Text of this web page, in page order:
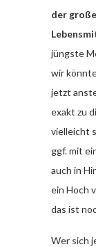
der
jüngste
wir
jetzt
exakt zu
vielleicht
ggf. mit
auch in
ein Hoch
das ist
Wer sich